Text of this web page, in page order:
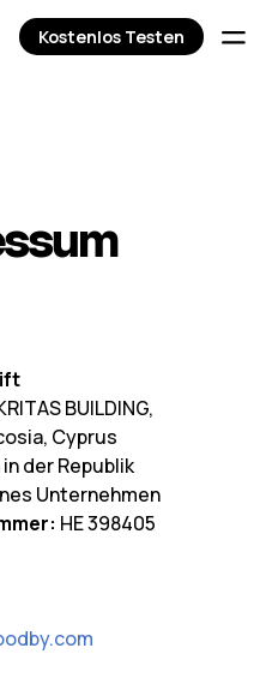
BUILDING,
Cyprus
der Republik
Unternehmen
HE 398405
Kostenlos Testen